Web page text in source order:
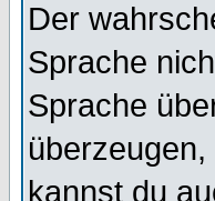
Der
Sprache
Sprache
kannst du